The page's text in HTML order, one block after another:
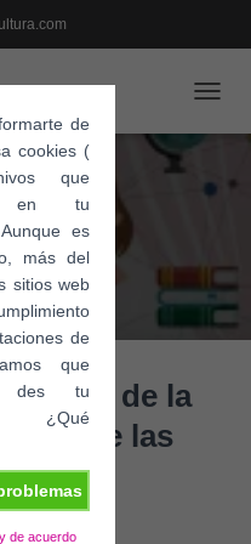
de
cookies (
que
en tu
es
más del
sitios web
de
que
des tu
¿Qué
de acuerdo
A
M
O
O
de la
de las